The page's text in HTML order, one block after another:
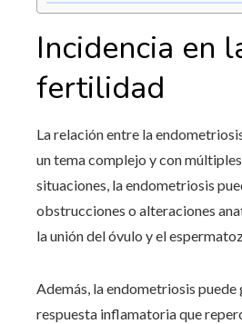
Incidencia en
fertilidad
La relación entre la
un tema complejo y con
situaciones, la endometriosis
obstrucciones o alteraciones
la unión del óvulo y el
Además, la endometriosis puede
respuesta inflamatoria que